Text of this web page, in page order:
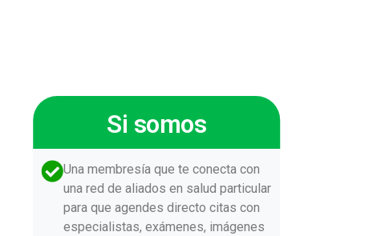
Si somos
Una membresía que te conecta con
una red de aliados en salud particular
para que agendes directo citas con
especialistas, exámenes, imágenes